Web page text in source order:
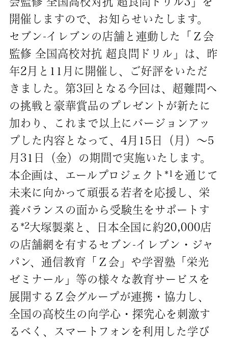
開催しますので、お知らせいたします。
セブン‐イレブンの店舗と連動した「Ｚ会
監修 全国高校対抗 超良問ドリル」は、昨
年2月と11月に開催し、ご好評をいただ
きました。第3回となる今回は、超難問へ
の挑戦と豪華賞品のプレゼントが新たに
加わり、これまで以上にバージョンアッ
プした内容となって、4月15日（月）～5
月31日（金）の期間で実施いたします。
本企画は、エールプロジェクト*1 を通じて
未来に向かって頑張る若者を応援し、栄
養バランスの面から受験生をサポートす
る*2大塚製薬と、日本全国に約20,000店
の店舗網を有するセブン‐イレブン・ジャ
パン、通信教育「Ｚ会」や学習塾「栄光
ゼミナール」等の様々な教育サービスを
展開するＺ会グループが連携・協力し、
全国の高校生の向学心・探究心を刺激す
るべく、スマートフォンを利用した学び